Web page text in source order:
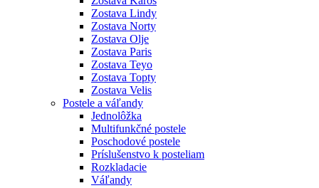
Zostava Lindy
Zostava Norty
Zostava Olje
Zostava Paris
Zostava Teyo
Zostava Topty
Zostava Velis
Postele a váľandy
Jednolôžka
Multifunkčné postele
Poschodové postele
Príslušenstvo k posteliam
Rozkladacie
Váľandy